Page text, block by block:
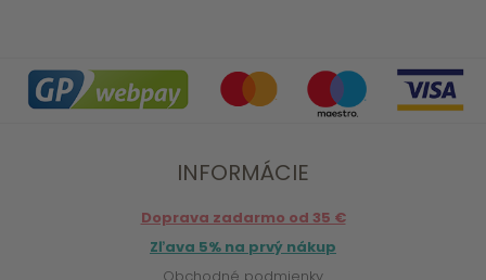
INFORMÁCIE
Doprava zadarmo od 35 €
Zľava 5% na prvý nákup